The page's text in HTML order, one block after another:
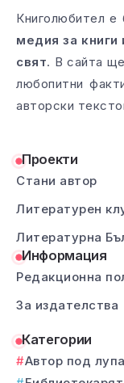
Книголюбител е
медия за книги
свят. В сайта
любопитни
авторски
Проекти
Стани автор
Литературен
Литературна
Информация
Редакционна
За издателства
Категории
Автор под лупа